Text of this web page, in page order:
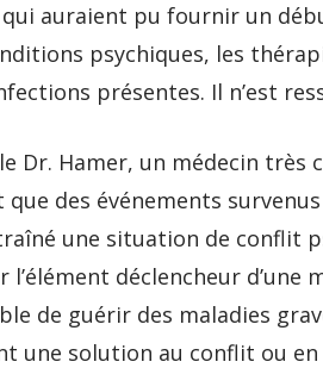
auraient pu fournir un
psychiques, les
présentes. Il n’est
Dr. Hamer, un médecin
des événements
une situation de conflit
déclencheur d’une
de guérir des maladies
une solution au conflit ou